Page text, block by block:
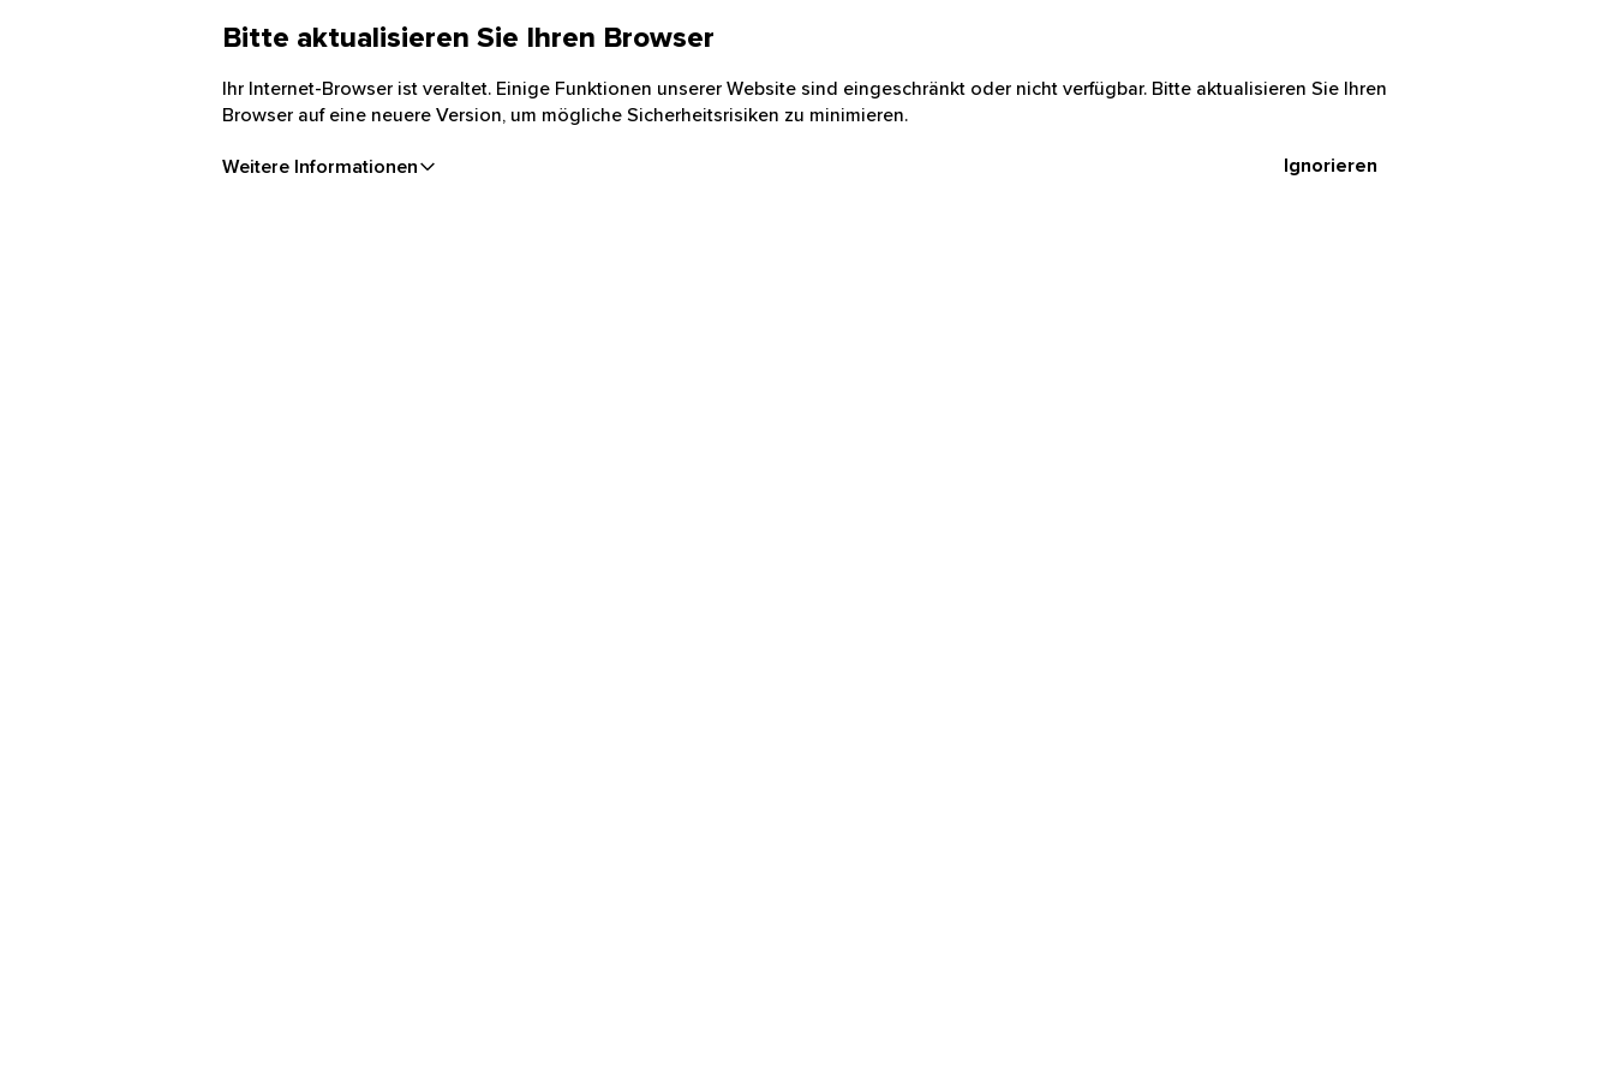
Bitte aktualisieren Sie Ihren Browser
Ihr Internet-Browser ist veraltet. Einige Funktionen unserer Website sind eingeschränkt oder nicht verfügbar. Bitte aktualisieren Sie Ihren
Browser auf eine neuere Version, um mögliche Sicherheitsrisiken zu minimieren.
Weitere Informationen Ignorieren